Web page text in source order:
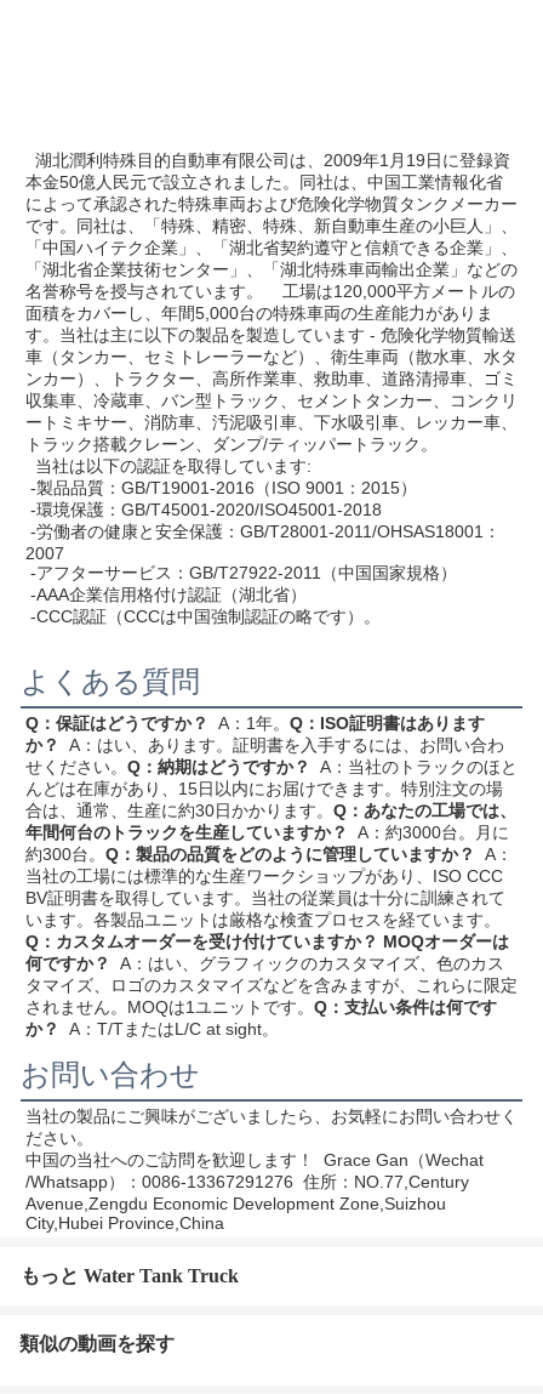
本金50億人民元で設立されました。同社は、中国工業情報化省
によって承認された特殊車両および危険化学物質タンクメーカー
です。同社は、「特殊、精密、特殊、新自動車生産の小巨人」、
「中国ハイテク企業」、「湖北省契約遵守と信頼できる企業」、
「湖北省企業技術センター」、「湖北特殊車両輸出企業」などの
名誉称号を授与されています。    工場は120,000平方メートルの
面積をカバーし、年間5,000台の特殊車両の生産能力がありま
す。当社は主に以下の製品を製造しています - 危険化学物質輸送
車（タンカー、セミトレーラーなど）、衛生車両（散水車、水タ
ンカー）、トラクター、高所作業車、救助車、道路清掃車、ゴミ
収集車、冷蔵車、バン型トラック、セメントタンカー、コンクリ
ートミキサー、消防車、汚泥吸引車、下水吸引車、レッカー車、
トラック搭載クレーン、ダンプ/ティッパートラック。
  当社は以下の認証を取得しています:
-製品品質：GB/T19001-2016（ISO 9001：2015）
-環境保護：GB/T45001-2020/ISO45001-2018
2007
-アフターサービス：GB/T27922-2011（中国国家規格）
-AAA企業信用格付け認証（湖北省）
-CCC認証（CCCは中国強制認証の略です）。
よくある質問
Q：保証はどうですか？
  A：1年。
Q：ISO証明書はあります
か？
  A：はい、あります。証明書を入手するには、お問い合わ
せください。 Q：納期はどうですか？
  A：当社のトラックのほと
んどは在庫があり、15日以内にお届けできます。特別注文の場
合は、通常、生産に約30日かかります。 Q：あなたの工場では、
年間何台のトラックを生産していますか？
  A：約3000台。月に
約300台。 Q：製品の品質をどのように管理していますか？
  A：
当社の工場には標準的な生産ワークショップがあり、ISO CCC
BV証明書を取得しています。当社の従業員は十分に訓練されて
います。各製品ユニットは厳格な検査プロセスを経ています。
Q：カスタムオーダーを受け付けていますか？ MOQオーダーは
何ですか？
  A：はい、グラフィックのカスタマイズ、色のカス
タマイズ、ロゴのカスタマイズなどを含みますが、これらに限定
されません。MOQは1ユニットです。 Q：支払い条件は何です
か？
  A：T/TまたはL/C at sight。
お問い合わせ
当社の製品にご興味がございましたら、お気軽にお問い合わせく
ださい。
中国の当社へのご訪問を歓迎します！
  Grace Gan（Wechat
/Whatsapp）：0086-13367291276  住所： NO.77,Century
Avenue,Zengdu Economic Development Zone,Suizhou
City,Hubei Province,China
もっと Water Tank Truck
類似の動画を探す